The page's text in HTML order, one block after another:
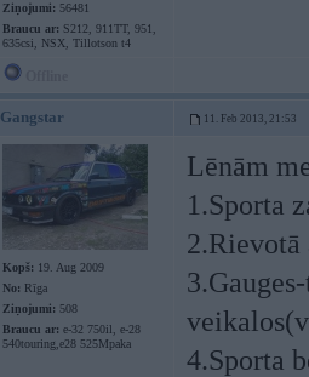
Ziņojumi: 56481
Braucu ar: S212, 911TT, 951,
635csi, NSX, Tillotson t4
Gangstar 11. Feb 2013, 21:53
Kopš: 19. Aug 2009
No: Rīga
Ziņojumi: 508
Braucu ar: e-32 750il, e-28
540touring,e28 525Mpaka
Lēnām
1.Sporta
4.Sporta